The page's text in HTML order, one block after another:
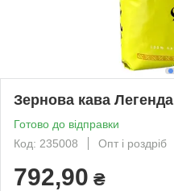
Зернова кава
Готово до відправки
Код: 235008
Опт і роздріб
792,90 ₴